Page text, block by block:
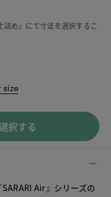
め」にて寸法を選択するこ
size
択する
Air』シリーズの